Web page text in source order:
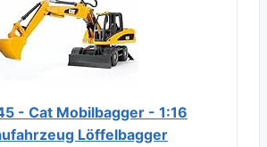
- Cat Mobilbagger - 1:16
Löffelbagger